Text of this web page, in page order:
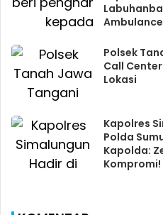
Polsek
Call Center
Lokasi
Kapolres
Polda
Kapolda:
Kompromi!